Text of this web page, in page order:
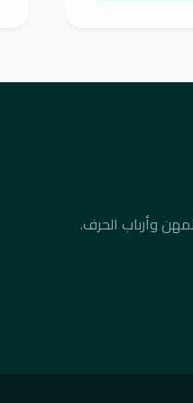
وأرباب الحرف.